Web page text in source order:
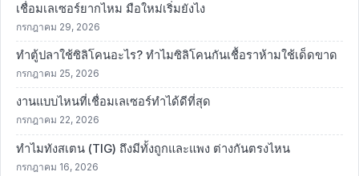
เชื่อมเลเซอร์ยากไหม มือใหม่เริ่มยังไง
กรกฎาคม 29, 2026
ทำตู้ปลาใช้ซิลิโคนอะไร? ทำไมซิลิโคนกันเชื้อราห้ามใช้เด็ดขาด
กรกฎาคม 25, 2026
งานแบบไหนที่เชื่อมเลเซอร์ทำได้ดีที่สุด
กรกฎาคม 22, 2026
ทำไมทังสเตน (TIG) ถึงมีทั้งถูกและแพง ต่างกันตรงไหน
กรกฎาคม 16, 2026